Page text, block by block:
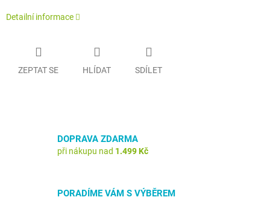
Detailní informace
ZEPTAT SE HLÍDAT SDÍLET
DOPRAVA ZDARMA
při nákupu nad 1.499 Kč
PORADÍME VÁM S VÝBĚREM